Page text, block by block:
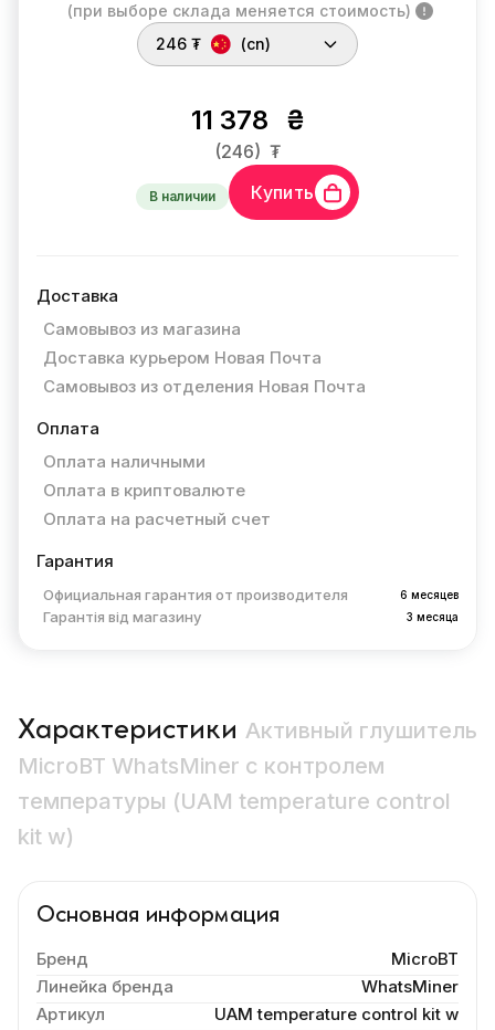
(при выборе склада меняется стоимость)
246 ₮
(cn)
11 378 ₴
(246) ₮
В наличии Купить
Доставка
Самовывоз из магазина
Доставка курьером Новая Почта
Самовывоз из отделения Новая Почта
Оплата
Оплата наличными
Оплата в криптовалюте
Оплата на расчетный счет
Гарантия
Официальная гарантия от производителя 6 месяцев
Гарантія від магазину 3 месяца
Характеристики Активный глушитель
MicroBT WhatsMiner с контролем
температуры (UAM temperature control
kit w)
Основная информация
Бренд
MicroBT
Линейка бренда
WhatsMiner
Артикул
UAM temperature control kit w